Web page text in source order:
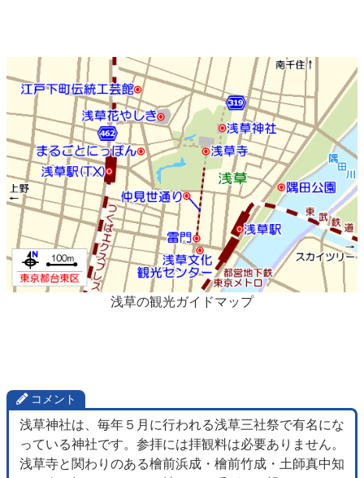
浅草の観光ガイドマップ
コメント
浅草神社は、毎年５月に行われる浅草三社祭で有名にな
っている神社です。参拝には拝観料は必要ありません。
浅草寺と関わりのある檜前浜成・檜前竹成・土師真中知